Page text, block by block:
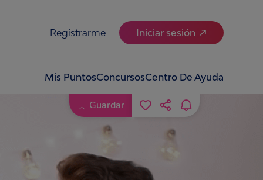
Regístrarme Iniciar sesión
Mis PuntosConcursosCentro De Ayuda
Guardar